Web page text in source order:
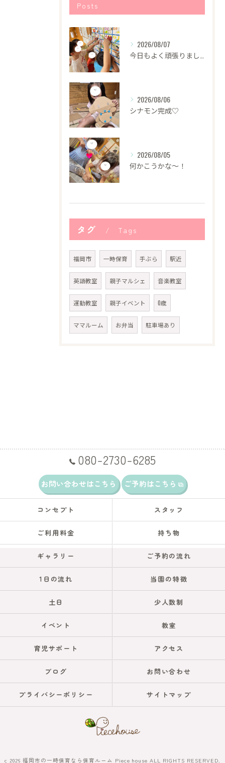
Posts
2026/08/07
2026/08/06
シナモン完成♡
2026/08/05
何かこうかな〜！
タグ Tags
福岡市 一時保育 手ぶら 駅近
英語教室 親子マルシェ 音楽教室
運動教室 親子イベント 0歳
ママルーム お弁当 駐車場あり
080-2730-6285
お問い合わせはこちら ご予約はこちら
コンセプト スタッフ
ご利用料金 持ち物
ギャラリー ご予約の流れ
1日の流れ 当園の特徴
土日 少人数制
イベント 教室
育児サポート アクセス
ブログ お問い合わせ
プライバシーポリシー サイトマップ
c 2026 福岡市の一時保育なら保育ルーム Piece house ALL RIGHTS RESERVED.